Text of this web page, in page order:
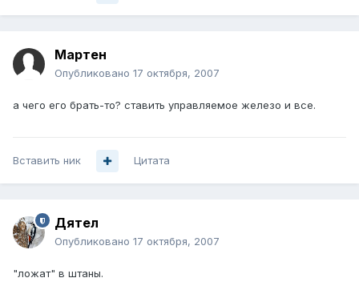
Мартен
Опубликовано 17 октября, 2007
а чего его брать-то? ставить управляемое железо и все.
Вставить ник Цитата
Дятел
Опубликовано 17 октября, 2007
"ложат" в штаны.